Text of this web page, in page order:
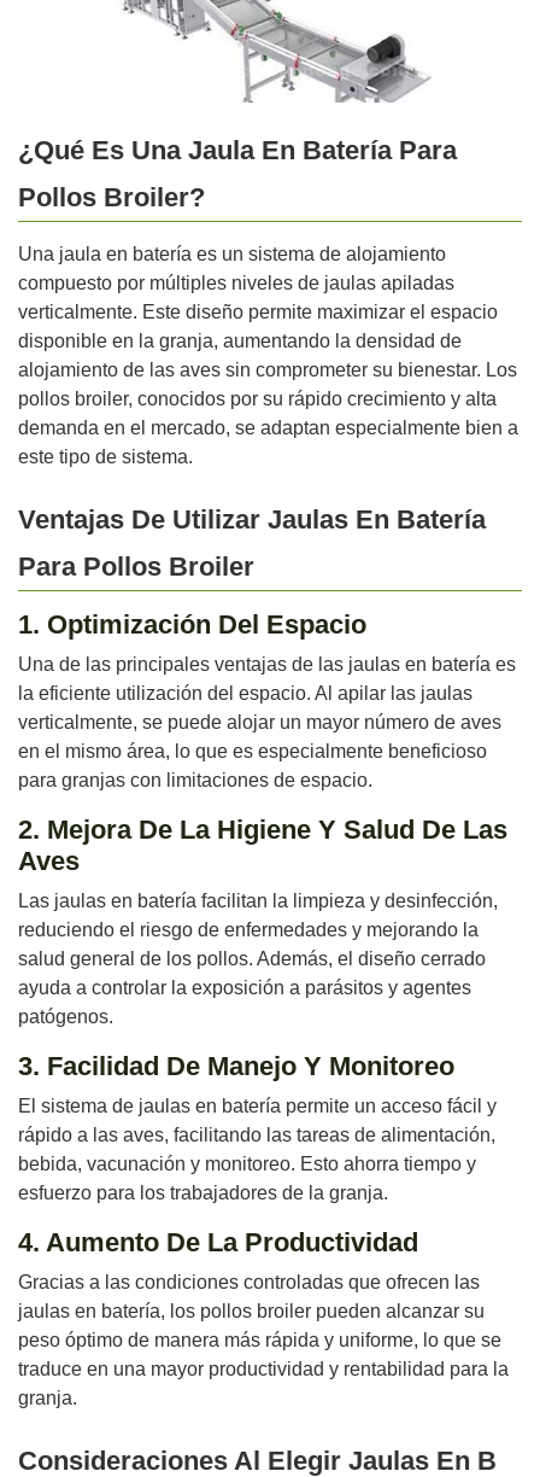
¿Qué Es Una Jaula En Batería Para
Pollos Broiler?
Una jaula en batería es un sistema de alojamiento
compuesto por múltiples niveles de jaulas apiladas
verticalmente. Este diseño permite maximizar el espacio
disponible en la granja, aumentando la densidad de
alojamiento de las aves sin comprometer su bienestar. Los
pollos broiler, conocidos por su rápido crecimiento y alta
demanda en el mercado, se adaptan especialmente bien a
este tipo de sistema.
Ventajas De Utilizar Jaulas En Batería
Para Pollos Broiler
1. Optimización Del Espacio
Una de las principales ventajas de las jaulas en batería es
la eficiente utilización del espacio. Al apilar las jaulas
verticalmente, se puede alojar un mayor número de aves
en el mismo área, lo que es especialmente beneficioso
para granjas con limitaciones de espacio.
2. Mejora De La Higiene Y Salud De Las
Aves
Las jaulas en batería facilitan la limpieza y desinfección,
reduciendo el riesgo de enfermedades y mejorando la
salud general de los pollos. Además, el diseño cerrado
ayuda a controlar la exposición a parásitos y agentes
patógenos.
3. Facilidad De Manejo Y Monitoreo
El sistema de jaulas en batería permite un acceso fácil y
rápido a las aves, facilitando las tareas de alimentación,
bebida, vacunación y monitoreo. Esto ahorra tiempo y
esfuerzo para los trabajadores de la granja.
4. Aumento De La Productividad
Gracias a las condiciones controladas que ofrecen las
jaulas en batería, los pollos broiler pueden alcanzar su
peso óptimo de manera más rápida y uniforme, lo que se
traduce en una mayor productividad y rentabilidad para la
granja.
Consideraciones Al Elegir Jaulas En B